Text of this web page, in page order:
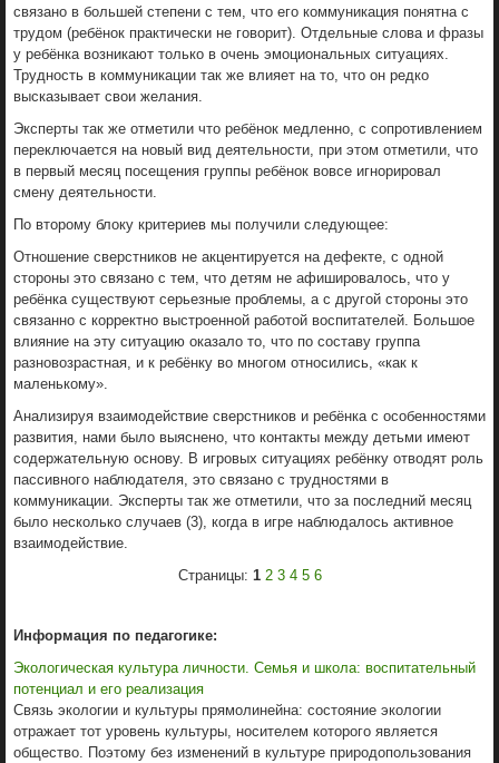
связано в большей степени с тем, что его коммуникация понятна с
трудом (ребёнок практически не говорит). Отдельные слова и фразы
у ребёнка возникают только в очень эмоциональных ситуациях.
Трудность в коммуникации так же влияет на то, что он редко
высказывает свои желания.
Эксперты так же отметили что ребёнок медленно, с сопротивлением
переключается на новый вид деятельности, при этом отметили, что
в первый месяц посещения группы ребёнок вовсе игнорировал
смену деятельности.
По второму блоку критериев мы получили следующее:
Отношение сверстников не акцентируется на дефекте, с одной
стороны это связано с тем, что детям не афишировалось, что у
ребёнка существуют серьезные проблемы, а с другой стороны это
связанно с корректно выстроенной работой воспитателей. Большое
влияние на эту ситуацию оказало то, что по составу группа
разновозрастная, и к ребёнку во многом относились, «как к
маленькому».
Анализируя взаимодействие сверстников и ребёнка с особенностями
развития, нами было выяснено, что контакты между детьми имеют
содержательную основу. В игровых ситуациях ребёнку отводят роль
пассивного наблюдателя, это связано с трудностями в
коммуникации. Эксперты так же отметили, что за последний месяц
было несколько случаев (3), когда в игре наблюдалось активное
взаимодействие.
Страницы: 1 2 3 4 5 6
Информация по педагогике:
Экологическая культура личности. Семья и школа: воспитательный
потенциал и его реализация
Связь экологии и культуры прямолинейна: состояние экологии
отражает тот уровень культуры, носителем которого является
общество. Поэтому без изменений в культуре природопользования